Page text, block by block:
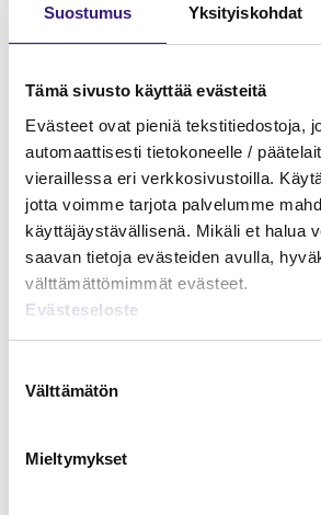
Suostumus Yksityiskohdat
Tämä sivusto käyttää evästeitä
Evästeet ovat pieniä tekstitiedostoja,
automaattisesti tietokoneelle /
vieraillessa eri verkkosivustoilla.
jotta voimme tarjota palvelumme
käyttäjäystävällisenä. Mikäli et halua
saavan tietoja evästeiden avulla,
välttämättömimmät evästeet.
Evästeseloste
valinta
Välttämätön
Mieltymykset
HUOLTOVARMUUS JA